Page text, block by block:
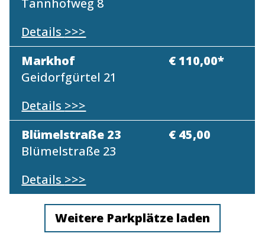
Tannhofweg 8
Details >>>
Markhof
Geidorfgürtel 21
Details >>>
€ 110,00*
Blümelstraße 23
Blümelstraße 23
Details >>>
€ 45,00
Weitere Parkplätze laden